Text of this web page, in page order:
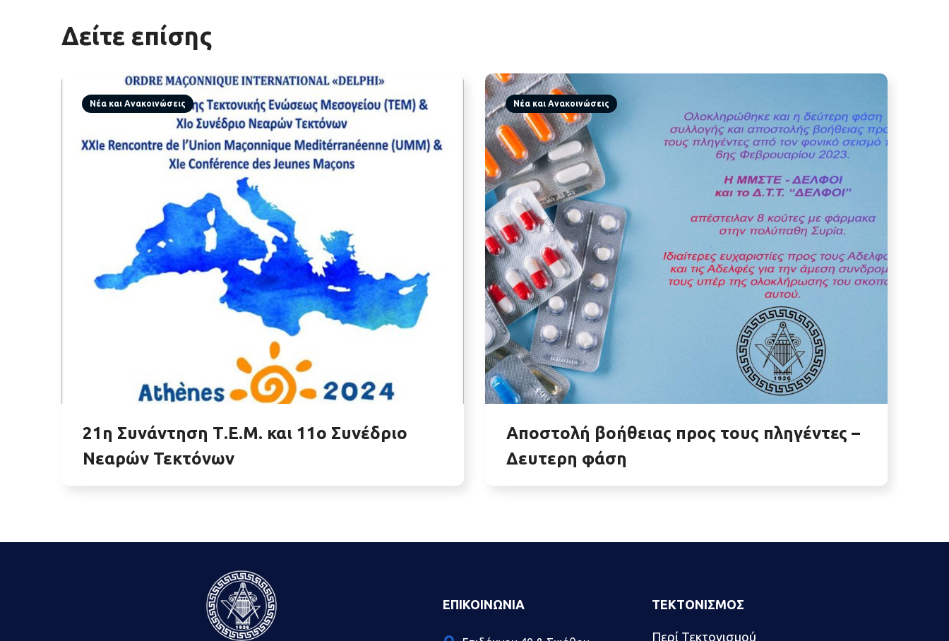
Δείτε επίσης
Νέα και Ανακοινώσεις
21η Συνάντηση Τ.Ε.Μ. και 11ο Συνέδριο
Νεαρών Τεκτόνων
Νέα και Ανακοινώσεις
Αποστολή βοήθειας προς τους πληγέντες –
Δευτερη φάση
ΕΠΙΚΟΙΝΩΝΊΑ ΤΕΚΤΟΝΙΣΜΟΣ
Περί Τεκτονισμού